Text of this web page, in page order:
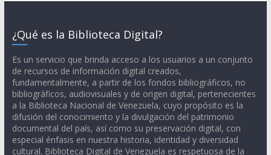
¿Qué es la Biblioteca Digital?
Es un servicio que brinda acceso a los usuarios a un conjunto
de recursos de información digital creados,
fundamentalmente, a partir de los fondos bibliográficos, no
bibliográficos, audiovisuales y de origen digital, pertenecientes
a la Biblioteca Nacional de Venezuela, cuyo propósito es la
difusión del conocimiento y la divulgación del patrimonio
documental del país, así como su preservación digital, con
especial énfasis en nuestra historia, identidad y diversidad
cultural. Biblioteca Digital de Venezuela es respetuosa de la